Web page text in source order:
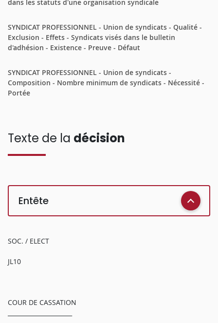
dans les statuts d'une organisation syndicale
SYNDICAT PROFESSIONNEL - Union de syndicats - Qualité -
Exclusion - Effets - Syndicats visés dans le bulletin
d'adhésion - Existence - Preuve - Défaut
SYNDICAT PROFESSIONNEL - Union de syndicats -
Composition - Nombre minimum de syndicats - Nécessité -
Portée
Texte de la décision
Entête
SOC. / ELECT
JL10
COUR DE CASSATION